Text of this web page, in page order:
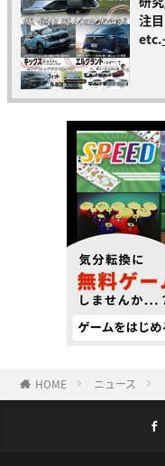
注
etc.
HOME ニュース